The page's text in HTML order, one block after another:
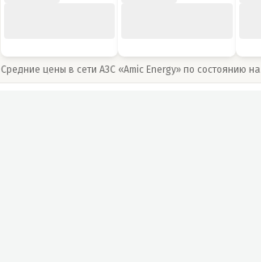
Средние цены в сети АЗС «Amic Energy» по состоянию на